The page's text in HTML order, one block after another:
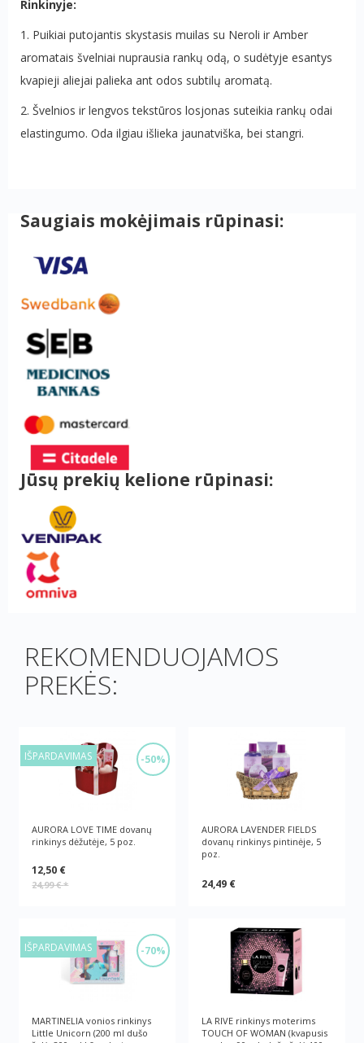
Rinkinyje:
1. Puikiai putojantis skystasis muilas su Neroli ir Amber
aromatais švelniai nuprausia rankų odą, o sudėtyje esantys
kvapieji aliejai palieka ant odos subtilų aromatą.
2. Švelnios ir lengvos tekstūros losjonas suteikia rankų odai
elastingumo. Oda ilgiau išlieka jaunatviška, bei stangri.
Saugiais mokėjimais rūpinasi:
Jūsų prekių kelione rūpinasi:
REKOMENDUOJAMOS
PREKĖS:
-50%
IŠPARDAVIMAS
AURORA LOVE TIME dovanų
rinkinys dėžutėje, 5 poz.
12,50 €
24,99 €*
AURORA LAVENDER FIELDS
dovanų rinkinys pintinėje, 5
poz.
24,49 €
-70%
IŠPARDAVIMAS
MARTINELIA vonios rinkinys
Little Unicorn (200 ml dušo
LA RIVE rinkinys moterims
TOUCH OF WOMAN (kvapusis